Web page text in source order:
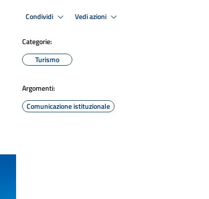
Condividi Vedi azioni
Categorie:
Turismo
Argomenti:
Comunicazione istituzionale